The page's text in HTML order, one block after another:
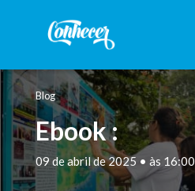
Blog
Ebook :
09 de abril de 2025 • às 16:00